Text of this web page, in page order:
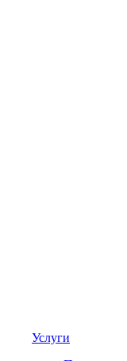
Услуги